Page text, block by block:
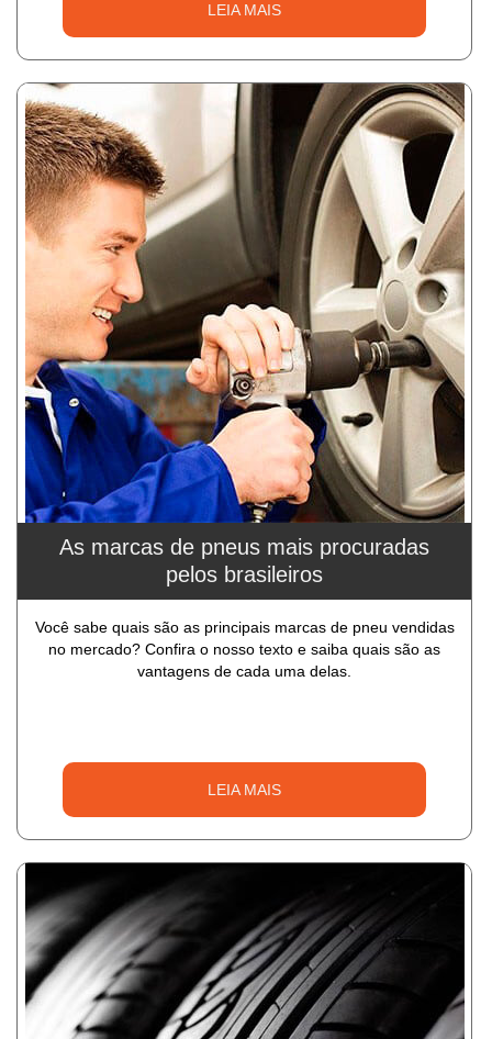
LEIA MAIS
As marcas de pneus mais procuradas
pelos brasileiros
Você sabe quais são as principais marcas de pneu vendidas
no mercado? Confira o nosso texto e saiba quais são as
vantagens de cada uma delas.
LEIA MAIS